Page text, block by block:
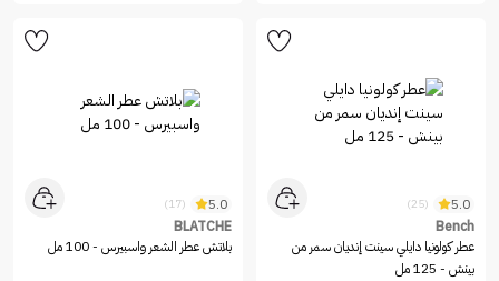
5.0
(25)
Bench
عطر كولونيا دايلي سينت إنديان سمر من
بينش - 125 مل
5.0
(17)
BLATCHE
بلاتش عطر الشعر واسبيرس - 100 مل